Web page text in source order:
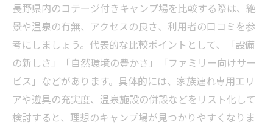
長野県内のコテージ付きキャンプ場を比較する際は、絶
景や温泉の有無、アクセスの良さ、利用者の口コミを参
考にしましょう。代表的な比較ポイントとして、「設備
の新しさ」「自然環境の豊かさ」「ファミリー向けサー
ビス」などがあります。具体的には、家族連れ専用エリ
アや遊具の充実度、温泉施設の併設などをリスト化して
検討すると、理想のキャンプ場が見つかりやすくなりま